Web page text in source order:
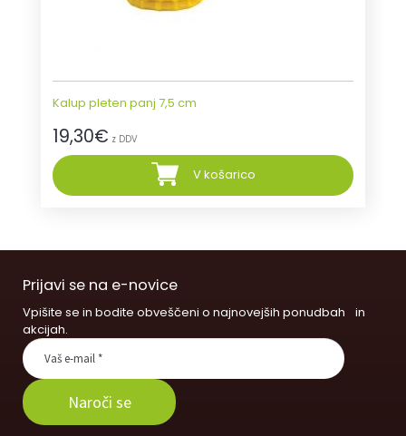
Kalup pleten panj 7,5 cm
19,30€ z DDV
V košarico
Prijavi se na e-novice
Vpišite se in bodite obveščeni o najnovejših ponudbah in
akcijah.